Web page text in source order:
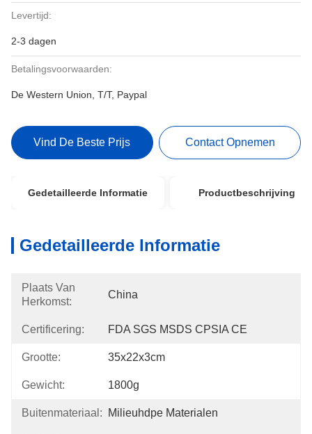
Levertijd:
2-3 dagen
Betalingsvoorwaarden:
De Western Union, T/T, Paypal
Vind De Beste Prijs Contact Opnemen
Gedetailleerde Informatie Productbeschrijving
Gedetailleerde Informatie
Plaats Van
Herkomst:
China
Certificering: FDA SGS MSDS CPSIA CE
Grootte: 35x22x3cm
Gewicht: 1800g
Buitenmateriaal: Milieuhdpe Materialen